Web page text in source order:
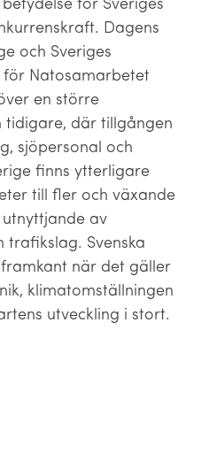
för Sveriges
Dagens
och Sveriges
Natosamarbetet
en större
där tillgången
sjöpersonal och
finns ytterligare
till fler och växande
av
trafikslag. Svenska
när det gäller
klimatomställningen
utveckling i stort.